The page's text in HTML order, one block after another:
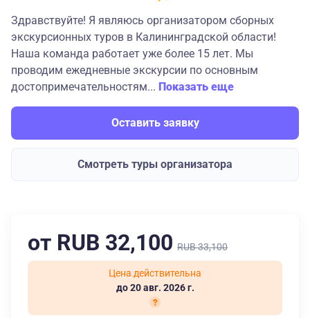
Здравствуйте! Я являюсь организатором сборных
экскурсионных туров в Калининградской области!
Наша команда работает уже более 15 лет. Мы
проводим ежедневные экскурсии по основным
достопримечательностям... Показать еще
Оставить заявку
Смотреть туры организатора
от RUB 32,100 RUB 33,100
Цена действительна
до 20 авг. 2026 г.